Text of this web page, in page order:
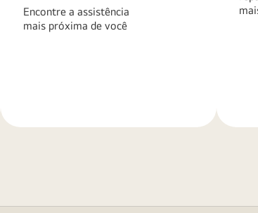
Encontre a assistência
mais próxima de você